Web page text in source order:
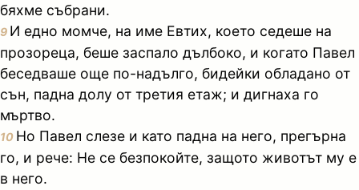
бяхме събрани.
9 И едно момче, на име Евтих, което седеше на
прозореца, беше заспало дълбоко, и когато Павел
беседваше още по-надълго, бидейки обладано от
сън, падна долу от третия етаж; и дигнаха го
мъртво.
10 Но Павел слезе и като падна на него, прегърна
го, и рече: Не се безпокойте, защото животът му е
в него.